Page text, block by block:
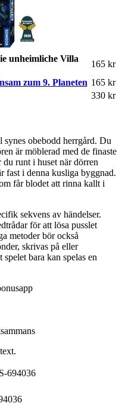
unheimliche Villa
165 kr
zum 9. Planeten 165 kr
330 kr
obebodd herrgård. Du
är möblerad med de finaste
runt i huset när dörren
fast i denna kusliga byggnad.
får blodet att rinna kallt i
sekvens av händelser.
för att lösa pusslet
metoder bör också
skrivas på eller
bara kan spelas en
694036